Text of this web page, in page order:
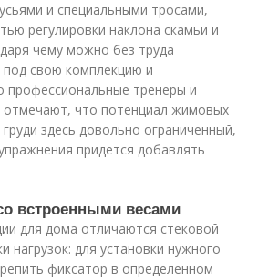
и специальными тросами,
регулировки наклона скамьи и
чему можно без труда
свою комплекцию и
профессиональные тренеры и
отмечают, что потенциал жимовых
здесь довольно ограниченный,
придется добавлять
встроенными весами
для дома отличаются стековой
нагрузок: для установки нужного
фиксатор в определенном